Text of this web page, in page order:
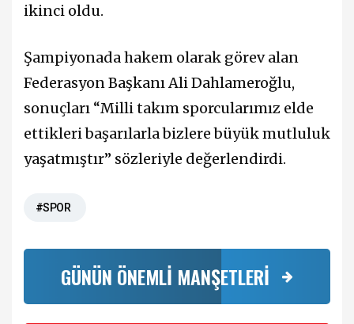
ikinci oldu.
Şampiyonada hakem olarak görev alan
Federasyon Başkanı Ali Dahlameroğlu,
sonuçları “Milli takım sporcularımız elde
ettikleri başarılarla bizlere büyük mutluluk
yaşatmıştır” sözleriyle değerlendirdi.
#SPOR
GÜNÜN ÖNEMLİ MANŞETLERİ